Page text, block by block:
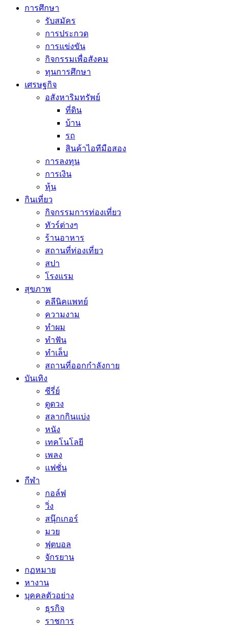
การศึกษา
รับสมัคร
การประกวด
การแข่งขัน
กิจกรรมเพื่อสังคม
ทุนการศึกษา
เศรษฐกิจ
อสังหาริมทรัพย์
ที่ดิน
บ้าน
รถ
สินค้าไอทีมือสอง
การลงทุน
การเงิน
หุ้น
กินเที่ยว
กิจกรรมการท่องเที่ยว
ทัวร์ต่างๆ
ร้านอาหาร
สถานที่ท่องเที่ยว
สปา
โรงแรม
สุขภาพ
คลีนิคแพทย์
ความงาม
ทำผม
ทำฟัน
ทำเล็บ
สถานที่ออกกำลังกาย
บันเทิง
ซีรี่ย์
ดูดวง
สลากกินแบ่ง
หนัง
เทคโนโลยี
เพลง
แฟชั่น
กีฬา
กอล์ฟ
วิ่ง
สนุ๊กเกอร์
มวย
ฟุตบอล
จักรยาน
กฏหมาย
หางาน
บุคคลตัวอย่าง
ธุรกิจ
ราชการ